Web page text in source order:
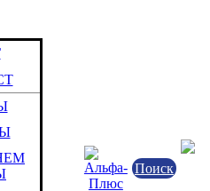
Поиск
12_В 12Ач Battbee BT